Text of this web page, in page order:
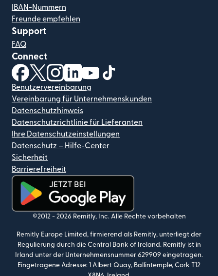
IBAN-Nummern
Freunde empfehlen
Support
FAQ
Connect
(wird in einem neuen Fenster geöffnet)
(wird in einem neuen Fenster geöffnet)
(wird in einem neuen Fenster geöffnet)
(wird in einem neuen Fenster geöffnet)
(wird in einem neuen Fenster
Benutzervereinbarung
Vereinbarung für Unternehmenskunden
Datenschutzhinweis
Datenschutzrichtlinie für Lieferanten
Ihre Datenschutzeinstellungen
Datenschutz – Hilfe-Center
Sicherheit
Barrierefreiheit
(wird in einem neuen Fenster geöffnet)
©2012 - 2026 Remitly, Inc. Alle Rechte vorbehalten
Remitly Europe Limited, firmierend als Remitly, unterliegt der
Regulierung durch die Central Bank of Ireland. Remitly ist in
Irland unter der Unternehmensnummer 629909 eingetragen.
Eingetragene Adresse: 1 Albert Quay, Ballintemple, Cork T12